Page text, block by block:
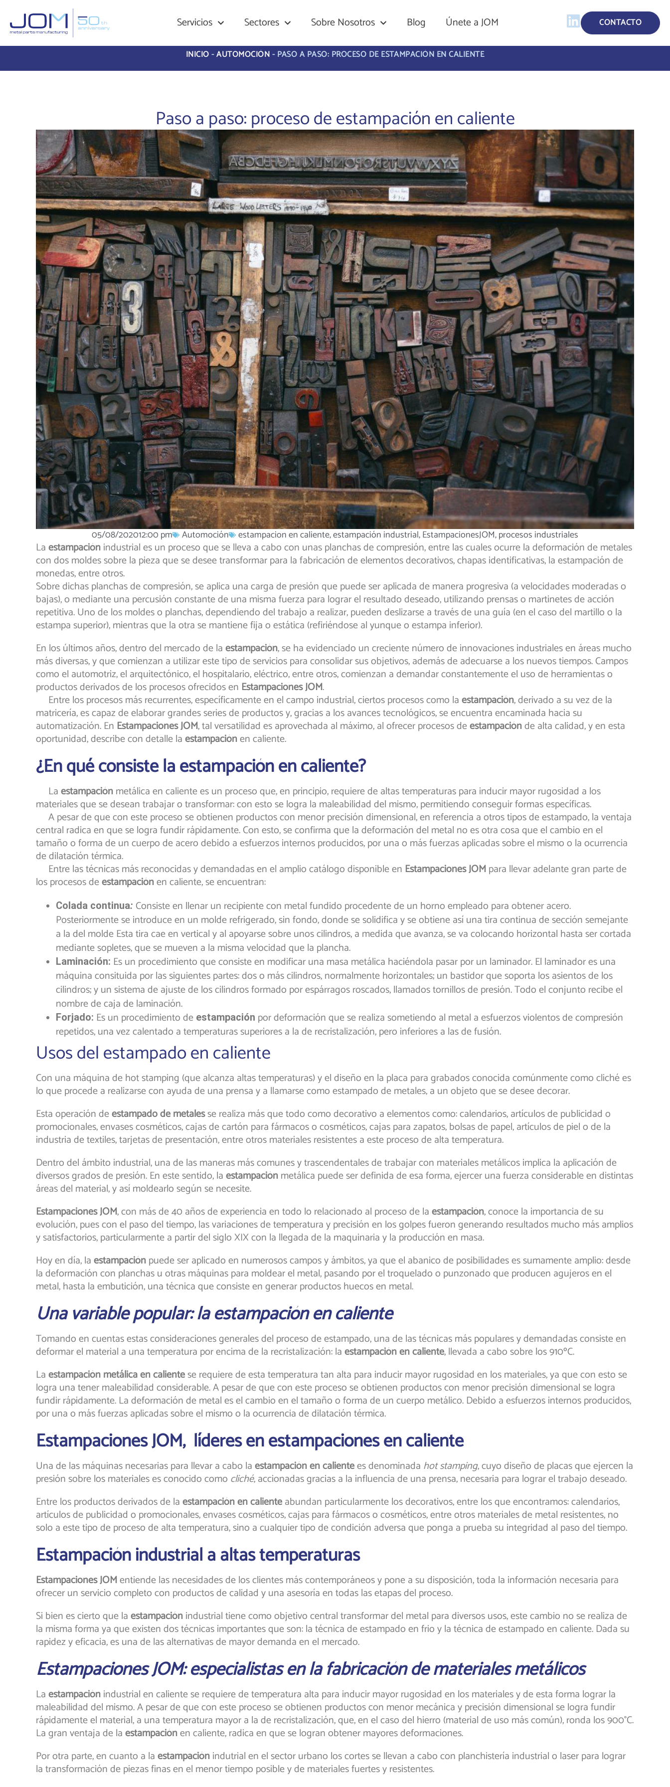
Servicios Sectores Sobre Nosotros Blog Únete a JOM CONTACTO
INICIO-AUTOMOCIÓN-PASO A PASO: PROCESO DE ESTAMPACIÓN EN CALIENTE
Paso a paso: proceso de estampación en caliente
05/08/202012:00 pm Automoción estampacion en caliente,estampación industrial,EstampacionesJOM,procesos industriales
Laestampaciónindustrial es un proceso que se lleva a cabo con unas planchas de compresión, entre las cuales ocurre la deformación de metales
con dos moldes sobre la pieza que se desee transformar para la fabricación de elementos decorativos, chapas identificativas, la estampación de
monedas, entre otros.
Sobre dichas planchas de compresión, se aplica una carga de presión que puede ser aplicada de manera progresiva (a velocidades moderadas o
bajas), o mediante una percusión constante de una misma fuerza para lograr el resultado deseado, utilizando prensas o martinetes de acción
repetitiva. Uno de los moldes o planchas, dependiendo del trabajo a realizar, pueden deslizarse a través de una guía (en el caso del martillo o la
estampa superior), mientras que la otra se mantiene fija o estática (refiriéndose al yunque o estampa inferior).
En los últimos años, dentro del mercado de laestampación, se ha evidenciado un creciente número de innovaciones industriales en áreas mucho
más diversas, y que comienzan a utilizar este tipo de servicios para consolidar sus objetivos, además de adecuarse a los nuevos tiempos. Campos
como el automotriz, el arquitectónico, el hospitalario, eléctrico, entre otros, comienzan a demandar constantemente el uso de herramientas o
productos derivados de los procesos ofrecidos en Estampaciones JOM.
Entre los procesos más recurrentes, específicamente en el campo industrial, ciertos procesos como laestampación, derivado a su vez de la
matricería, es capaz de elaborar grandes series de productos y, gracias a los avances tecnológicos, se encuentra encaminada hacia su
automatización. En Estampaciones JOM, tal versatilidad es aprovechada al máximo, al ofrecer procesos deestampaciónde alta calidad, y en esta
oportunidad, describe con detalle laestampaciónen caliente.
¿En qué consiste la estampación en caliente?
Laestampaciónmetálica en caliente es un proceso que, en principio, requiere de altas temperaturas para inducir mayor rugosidad a los
materiales que se desean trabajar o transformar: con esto se logra la maleabilidad del mismo, permitiendo conseguir formas específicas.
A pesar de que con este proceso se obtienen productos con menor precisión dimensional, en referencia a otros tipos de estampado, la ventaja
central radica en que se logra fundir rápidamente. Con esto, se confirma que la deformación del metal no es otra cosa que el cambio en el
tamaño o forma de un cuerpo de acero debido a esfuerzos internos producidos, por una o más fuerzas aplicadas sobre el mismo o la ocurrencia
de dilatación térmica.
Entre las técnicas más reconocidas y demandadas en el amplio catálogo disponible en Estampaciones JOMpara llevar adelante gran parte de
los procesos deestampaciónen caliente, se encuentran:
Colada continua: Consiste en llenar un recipiente con metal fundido procedente de un horno empleado para obtener acero.
Posteriormente se introduce en un molde refrigerado, sin fondo, donde se solidifica y se obtiene así una tira continua de sección semejante
a la del molde Esta tira cae en vertical y al apoyarse sobre unos cilindros, a medida que avanza, se va colocando horizontal hasta ser cortada
mediante sopletes, que se mueven a la misma velocidad que la plancha.
Laminación: Es un procedimiento que consiste en modificar una masa metálica haciéndola pasar por un laminador. El laminador es una
máquina consituida por las siguientes partes: dos o más cilindros, normalmente horizontales; un bastidor que soporta los asientos de los
cilindros; y un sistema de ajuste de los cilindros formado por espárragos roscados, llamados tornillos de presión. Todo el conjunto recibe el
nombre de caja de laminación.
Forjado: Es un procedimiento de estampación por deformación que se realiza sometiendo al metal a esfuerzos violentos de compresión
repetidos, una vez calentado a temperaturas superiores a la de recristalización, pero inferiores a las de fusión.
Usos del estampado en caliente
Con una máquina de hot stamping (que alcanza altas temperaturas) y el diseño en la placa para grabados conocida comúnmente como cliché es
lo que procede a realizarse con ayuda de una prensa y a llamarse como estampado de metales, a un objeto que se desee decorar.
Esta operación deestampado de metalesse realiza más que todo como decorativo a elementos como: calendarios, artículos de publicidad o
promocionales, envases cosméticos, cajas de cartón para fármacos o cosméticos, cajas para zapatos, bolsas de papel, artículos de piel o de la
industria de textiles, tarjetas de presentación, entre otros materiales resistentes a este proceso de alta temperatura.
Dentro del ámbito industrial, una de las maneras más comunes y trascendentales de trabajar con materiales metálicos implica la aplicación de
diversos grados de presión. En este sentido, laestampaciónmetálica puede ser definida de esa forma, ejercer una fuerza considerable en distintas
áreas del material, y así moldearlo según se necesite.
Estampaciones JOM, con más de 40 años de experiencia en todo lo relacionado al proceso de laestampación, conoce la importancia de su
evolución, pues con el paso del tiempo, las variaciones de temperatura y precisión en los golpes fueron generando resultados mucho más amplios
y satisfactorios, particularmente a partir del siglo XIX con la llegada de la maquinaria y la producción en masa.
Hoy en día, laestampaciónpuede ser aplicado en numerosos campos y ámbitos, ya que el abanico de posibilidades es sumamente amplio: desde
la deformación con planchas u otras máquinas para moldear el metal, pasando por el troquelado o punzonado que producen agujeros en el
metal, hasta la embutición, una técnica que consiste en generar productos huecos en metal.
Una variable popular: la estampación en caliente
Tomando en cuentas estas consideraciones generales del proceso de estampado, una de las técnicas más populares y demandadas consiste en
deformar el material a una temperatura por encima de la recristalización: laestampación en caliente, llevada a cabo sobre los 910ºC.
Laestampación metálica en calientese requiere de esta temperatura tan alta para inducir mayor rugosidad en los materiales, ya que con esto se
logra una tener maleabilidad considerable. A pesar de que con este proceso se obtienen productos con menor precisión dimensional se logra
fundir rápidamente. La deformación de metal es el cambio en el tamaño o forma de un cuerpo metálico. Debido a esfuerzos internos producidos,
por una o más fuerzas aplicadas sobre el mismo o la ocurrencia de dilatación térmica.
Estampaciones JOM, líderes en estampaciones en caliente
Una de las máquinas necesarias para llevar a cabo laestampación en calientees denominada hot stamping, cuyo diseño de placas que ejercen la
presión sobre los materiales es conocido como cliché, accionadas gracias a la influencia de una prensa, necesaria para lograr el trabajo deseado.
Entre los productos derivados de laestampación en calienteabundan particularmente los decorativos, entre los que encontramos: calendarios,
artículos de publicidad o promocionales, envases cosméticos, cajas para fármacos o cosméticos, entre otros materiales de metal resistentes, no
solo a este tipo de proceso de alta temperatura, sino a cualquier tipo de condición adversa que ponga a prueba su integridad al paso del tiempo.
Estampación industrial a altas temperaturas
Estampaciones JOMentiende las necesidades de los clientes más contemporáneos y pone a su disposición, toda la información necesaria para
ofrecer un servicio completo con productos de calidad y una asesoría en todas las etapas del proceso.
Si bien es cierto que laestampaciónindustrial tiene como objetivo central transformar del metal para diversos usos, este cambio no se realiza de
la misma forma ya que existen dos técnicas importantes que son: la técnica de estampado en frio y la técnica de estampado en caliente. Dada su
rapidez y eficacia, es una de las alternativas de mayor demanda en el mercado.
Estampaciones JOM: especialistas en la fabricación de materiales metálicos
Laestampaciónindustrial en caliente se requiere de temperatura alta para inducir mayor rugosidad en los materiales y de esta forma lograr la
maleabilidad del mismo. A pesar de que con este proceso se obtienen productos con menor mecánica y precisión dimensional se logra fundir
rápidamente el material, a una temperatura mayor a la de recristalización, que, en el caso del hierro (material de uso más común), ronda los 900°C.
La gran ventaja de laestampaciónen caliente, radica en que se logran obtener mayores deformaciones.
Por otra parte, en cuanto a laestampaciónindutrial en el sector urbano los cortes se llevan a cabo con planchistería industrial o laser para lograr
la transformación de piezas finas en el menor tiempo posible y de materiales fuertes y resistentes.